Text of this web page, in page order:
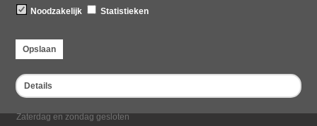
Noodzakelijk
Statistieken
Opslaan
Details
Dampten 2, 1624 NR Hoorn
Postbus 2095, 1620 EB Hoorn
Openingstijden kantoor
Maandag tot en met vrijdag*
van 08:00 tot 16:30
Zaterdag en zondag gesloten